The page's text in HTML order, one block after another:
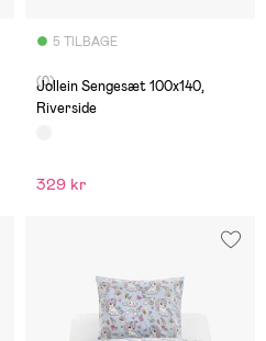
5 TILBAGE
(0)
Jollein Sengesæt 100x140,
Riverside
329 kr